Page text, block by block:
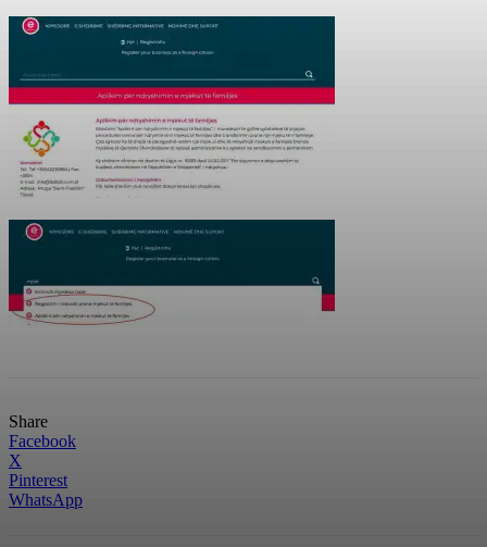
Share
Facebook
X
Pinterest
WhatsApp